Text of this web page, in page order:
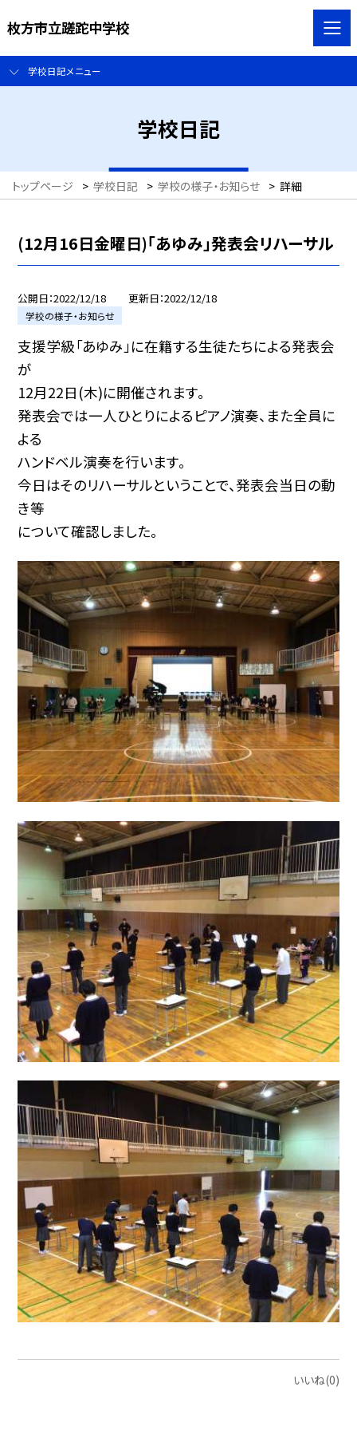
枚方市立蹉跎中学校
学校日記メニュー
学校日記
トップページ > 学校日記 > 学校の様子・お知らせ > 詳細
(12月16日金曜日)「あゆみ」発表会リハーサル
公開日 2022/12/18 更新日 2022/12/18
学校の様子・お知らせ
支援学級「あゆみ」に在籍する生徒たちによる発表会
が
12月22日(木)に開催されます。
発表会では一人ひとりによるピアノ演奏、また全員に
よる
ハンドベル演奏を行います。
今日はそのリハーサルということで、発表会当日の動
き等
について確認しました。
いいね(0)